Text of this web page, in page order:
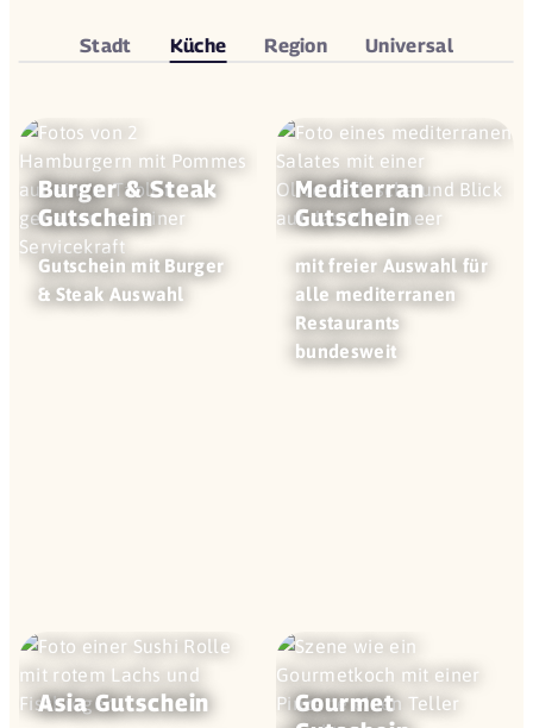
Stadt Küche Region Universal
Burger & Steak
Gutschein
Gutschein mit Burger
& Steak Auswahl
Mediterran
Gutschein
mit freier Auswahl für
alle mediterranen
Restaurants
bundesweit
Asia Gutschein
Gourmet